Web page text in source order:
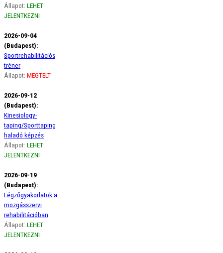
Állapot: LEHET
JELENTKEZNI
2026-09-04
(Budapest):
Sportrehabilitációs
tréner
Állapot: MEGTELT
2026-09-12
(Budapest):
Kinesiology-
taping/Sporttaping
haladó képzés
Állapot: LEHET
JELENTKEZNI
2026-09-19
(Budapest):
Légzőgyakorlatok a
mozgásszervi
rehabilitációban
Állapot: LEHET
JELENTKEZNI